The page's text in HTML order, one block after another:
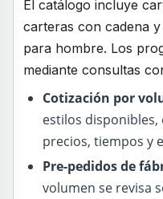
El catálogo incluye
carteras con cadena
para hombre. Los
mediante consultas
Cotización por
estilos disponibles,
precios, tiempos y
Pre-pedidos de
volumen se revisa